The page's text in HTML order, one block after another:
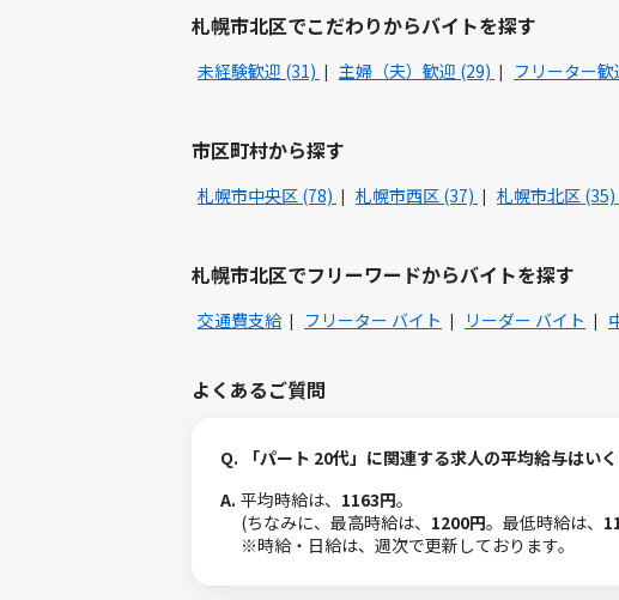
札幌市北区でこだわりからバイトを探す
未経験歓迎 (31) 主婦（夫）歓迎 (29) フリーター
市区町村から探す
札幌市中央区 (78) 札幌市西区 (37) 札幌市北区 (35)
札幌市北区でフリーワードからバイトを探す
交通費支給 フリーター バイト リーダー バイト
よくあるご質問
Q.
「パート 20代」に関連する求人の平均給与はい
A. 平均時給は、 1163円。
(ちなみに、最高時給は、 1200円。最低時給は、
※時給・日給は、週次で更新しております。